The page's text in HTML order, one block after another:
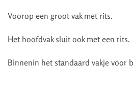
Voorop een groot vak met rits.
Het hoofdvak sluit ook met een rits.
Binnenin het standaard vakje voor